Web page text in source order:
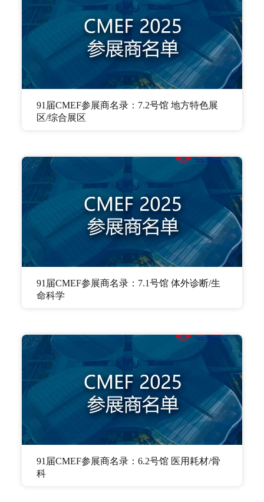
91届CMEF参展商名录：7.2号馆 地方特色展
区/综合展区
91届CMEF参展商名录：7.1号馆 体外诊断/生
命科学
91届CMEF参展商名录：6.2号馆 医用耗材/骨
科